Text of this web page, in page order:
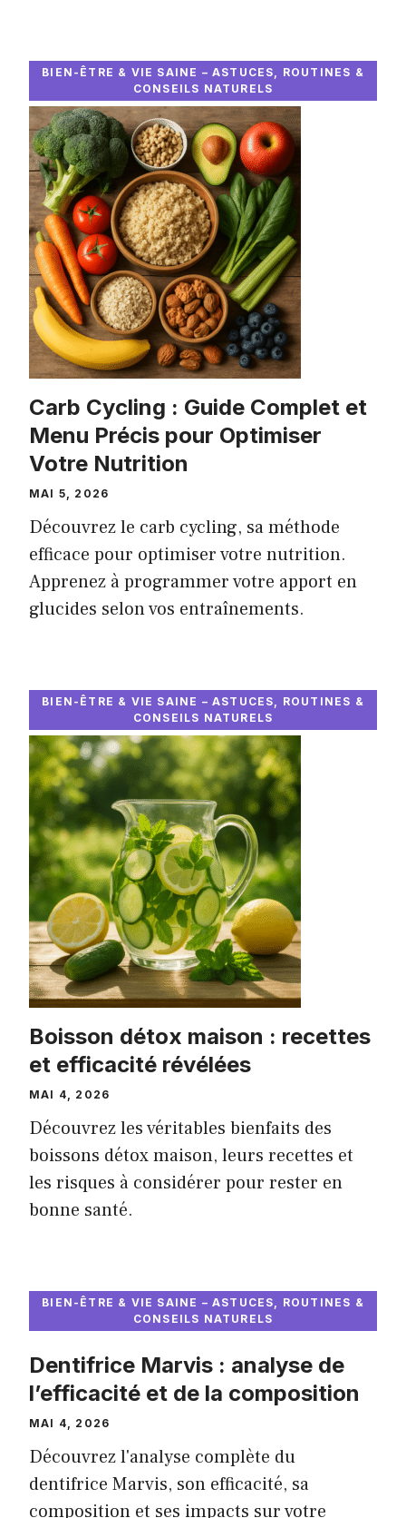
BIEN-ÊTRE & VIE SAINE – ASTUCES, ROUTINES &
CONSEILS NATURELS
Carb Cycling : Guide Complet et
Menu Précis pour Optimiser
Votre Nutrition
MAI 5, 2026
Découvrez le carb cycling, sa méthode
efficace pour optimiser votre nutrition.
Apprenez à programmer votre apport en
glucides selon vos entraînements.
BIEN-ÊTRE & VIE SAINE – ASTUCES, ROUTINES &
CONSEILS NATURELS
Boisson détox maison : recettes
et efficacité révélées
MAI 4, 2026
Découvrez les véritables bienfaits des
boissons détox maison, leurs recettes et
les risques à considérer pour rester en
bonne santé.
BIEN-ÊTRE & VIE SAINE – ASTUCES, ROUTINES &
CONSEILS NATURELS
Dentifrice Marvis : analyse de
l’efficacité et de la composition
MAI 4, 2026
Découvrez l'analyse complète du
dentifrice Marvis, son efficacité, sa
composition et ses impacts sur votre